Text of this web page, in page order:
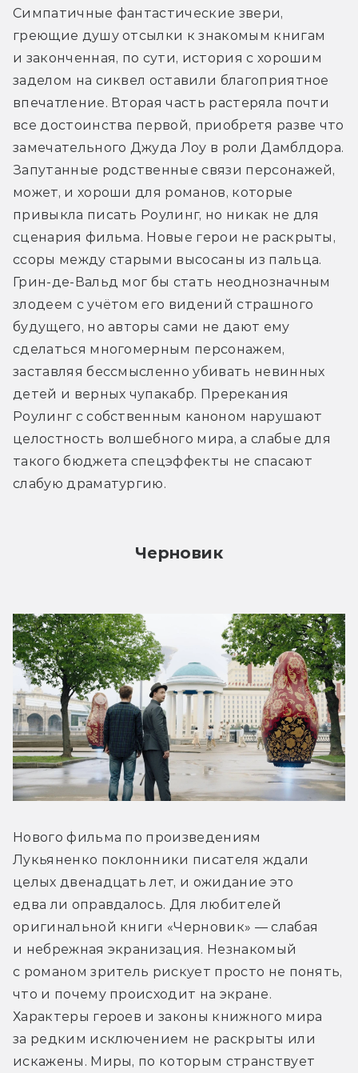
Симпатичные фантастические звери,
греющие душу отсылки к знакомым книгам
и законченная, по сути, история с хорошим
заделом на сиквел оставили благоприятное
впечатление. Вторая часть растеряла почти
все достоинства первой, приобретя разве что
замечательного Джуда Лоу в роли Дамблдора.
Запутанные родственные связи персонажей,
может, и хороши для романов, которые
привыкла писать Роулинг, но никак не для
сценария фильма. Новые герои не раскрыты,
ссоры между старыми высосаны из пальца.
Грин-де-Вальд мог бы стать неоднозначным
злодеем с учётом его видений страшного
будущего, но авторы сами не дают ему
сделаться многомерным персонажем,
заставляя бессмысленно убивать невинных
детей и верных чупакабр. Пререкания
Роулинг с собственным каноном нарушают
целостность волшебного мира, а слабые для
такого бюджета спецэффекты не спасают
слабую драматургию.
Черновик
Нового фильма по произведениям
Лукьяненко поклонники писателя ждали
целых двенадцать лет, и ожидание это
едва ли оправдалось. Для любителей
оригинальной книги «Черновик» — слабая
и небрежная экранизация. Незнакомый
с романом зритель рискует просто не понять,
что и почему происходит на экране.
Характеры героев и законы книжного мира
за редким исключением не раскрыты или
искажены. Миры, по которым странствует